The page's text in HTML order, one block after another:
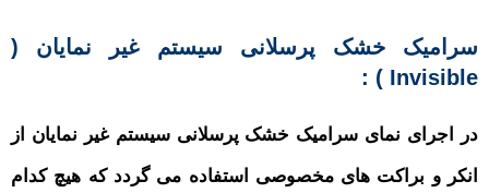
خشک پرسلانی سیستم غیر نمایان (
) :
نمای سرامیک خشک پرسلانی سیستم غیر نمایان از
و براکت های مخصوصی استفاده می گردد که هیچ کدام